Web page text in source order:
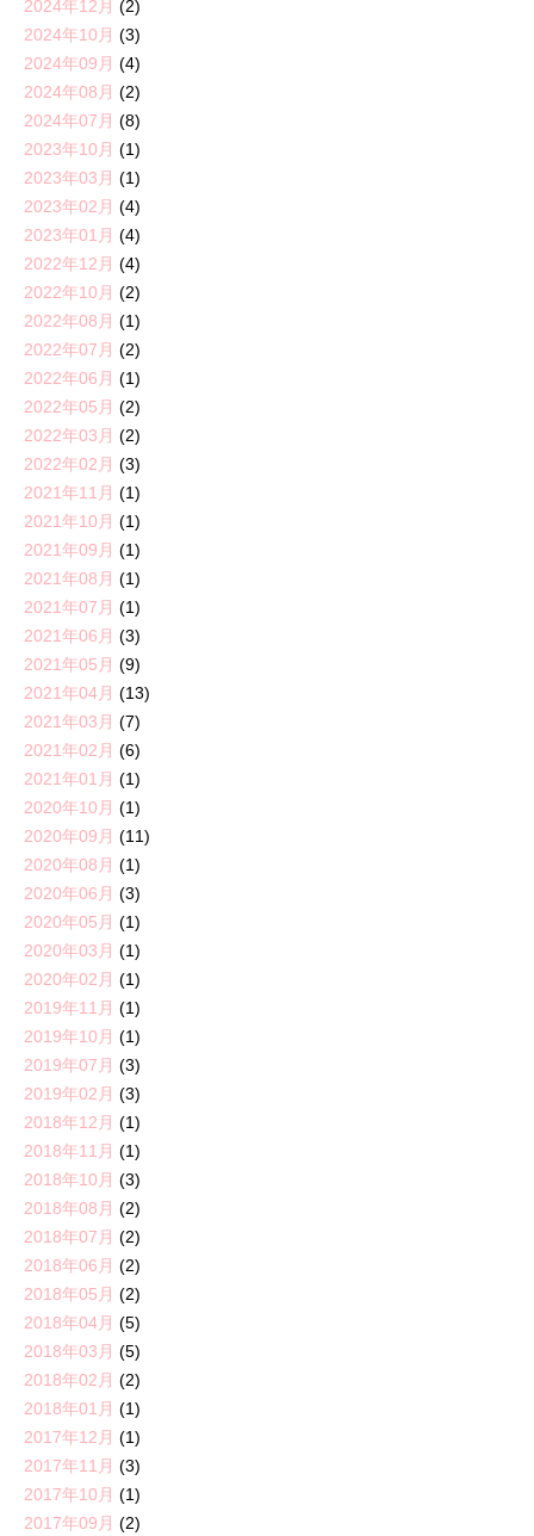
2024年12月 (2)
2024年10月 (3)
2024年09月 (4)
2024年08月 (2)
2024年07月 (8)
2023年10月 (1)
2023年03月 (1)
2023年02月 (4)
2023年01月 (4)
2022年12月 (4)
2022年10月 (2)
2022年08月 (1)
2022年07月 (2)
2022年06月 (1)
2022年05月 (2)
2022年03月 (2)
2022年02月 (3)
2021年11月 (1)
2021年10月 (1)
2021年09月 (1)
2021年08月 (1)
2021年07月 (1)
2021年06月 (3)
2021年05月 (9)
2021年04月 (13)
2021年03月 (7)
2021年02月 (6)
2021年01月 (1)
2020年10月 (1)
2020年09月 (11)
2020年08月 (1)
2020年06月 (3)
2020年05月 (1)
2020年03月 (1)
2020年02月 (1)
2019年11月 (1)
2019年10月 (1)
2019年07月 (3)
2019年02月 (3)
2018年12月 (1)
2018年11月 (1)
2018年10月 (3)
2018年08月 (2)
2018年07月 (2)
2018年06月 (2)
2018年05月 (2)
2018年04月 (5)
2018年03月 (5)
2018年02月 (2)
2018年01月 (1)
2017年12月 (1)
2017年11月 (3)
2017年10月 (1)
2017年09月 (2)